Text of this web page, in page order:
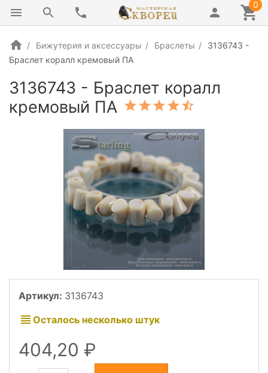
0
Бижутерия и аксессуары Браслеты
3136743 -
Браслет коралл кремовый ПА
3136743 - Браслет коралл
кремовый ПА
Артикул: 3136743
Осталось несколько штук
404,20